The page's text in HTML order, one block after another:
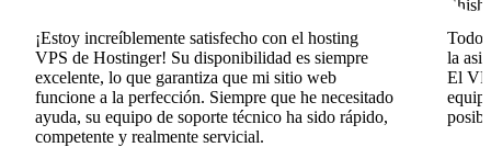
¡Estoy increíblemente satisfecho con el hosting
VPS de Hostinger! Su disponibilidad es siempre
excelente, lo que garantiza que mi sitio web
funcione a la perfección. Siempre que he necesitado
ayuda, su equipo de soporte técnico ha sido rápido,
competente y realmente servicial.
Todo
la
El